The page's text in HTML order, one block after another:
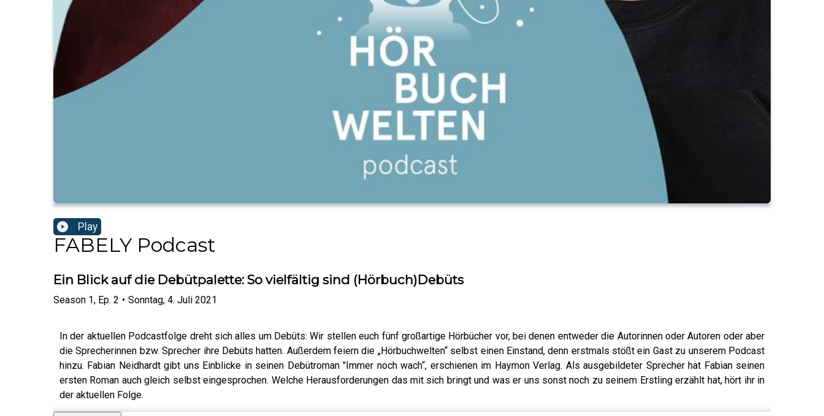
Play
FABELY Podcast
Ein Blick auf die Debütpalette: So vielfältig sind (Hörbuch)Debüts
Season 1, Ep. 2 • Sonntag, 4. Juli 2021
In der aktuellen Podcastfolge dreht sich alles um Debüts: Wir stellen euch fünf großartige Hörbücher vor, bei denen entweder die Autorinnen oder Autoren oder aber
die Sprecherinnen bzw. Sprecher ihre Debüts hatten. Außerdem feiern die „Hörbuchwelten“ selbst einen Einstand, denn erstmals stößt ein Gast zu unserem Podcast
hinzu. Fabian Neidhardt gibt uns Einblicke in seinen Debütroman "Immer noch wach“, erschienen im Haymon Verlag. Als ausgebildeter Sprecher hat Fabian seinen
ersten Roman auch gleich selbst eingesprochen. Welche Herausforderungen das mit sich bringt und was er uns sonst noch zu seinem Erstling erzählt hat, hört ihr in
der aktuellen Folge.